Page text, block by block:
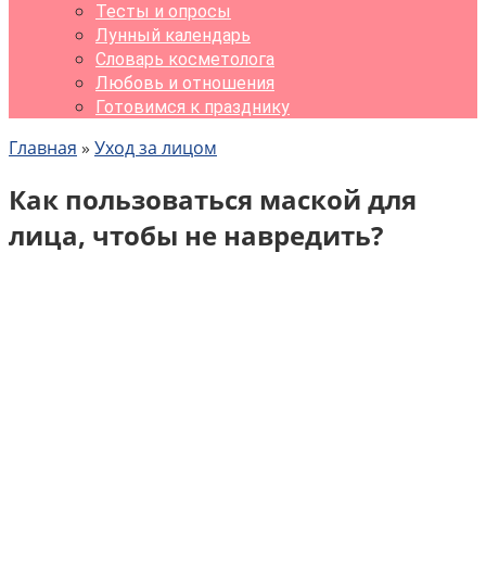
Тесты и опросы
Лунный календарь
Словарь косметолога
Любовь и отношения
Готовимся к празднику
Главная » Уход за лицом
Как пользоваться маской для
лица, чтобы не навредить?